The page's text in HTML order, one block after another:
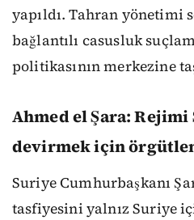
yapıldı. Tahran yönetimi
bağlantılı casusluk
politikasının merkezine
Ahmed el Şara: Rejimi
devirmek için
Suriye Cumhurbaşkanı
tasfiyesini yalnız Suriye